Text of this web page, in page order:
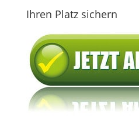
Ihren Platz sichern